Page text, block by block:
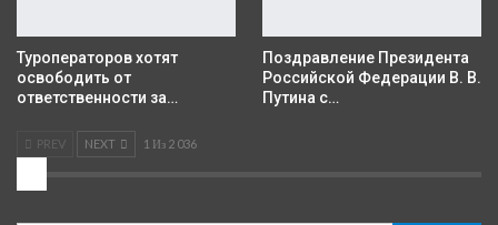
Туроператоров хотят
освободить от
ответственности за…
Поздравление Президента
Российской Федерации В. В.
Путина с…
PREV NEXT 1 Из 2 036